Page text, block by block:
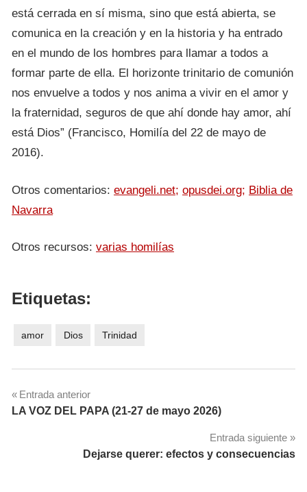
está cerrada en sí misma, sino que está abierta, se
comunica en la creación y en la historia y ha entrado
en el mundo de los hombres para llamar a todos a
formar parte de ella. El horizonte trinitario de comunión
nos envuelve a todos y nos anima a vivir en el amor y
la fraternidad, seguros de que ahí donde hay amor, ahí
está Dios” (Francisco, Homilía del 22 de mayo de
2016).
Otros comentarios: evangeli.net; opusdei.org; Biblia de
Navarra
Otros recursos: varias homilías
Etiquetas:
amor Dios Trinidad
Navegación
entradas
Entrada anterior
LA VOZ DEL PAPA (21-27 de mayo 2026)
Entrada siguiente
Dejarse querer: efectos y consecuencias